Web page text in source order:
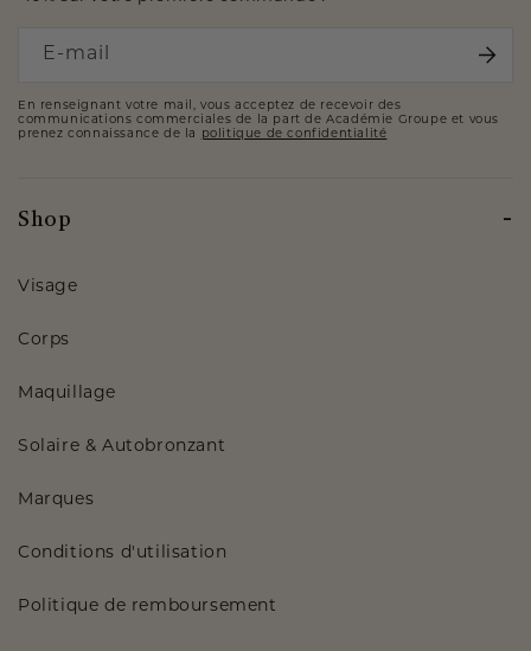
Shop
Visage
Corps
Maquillage
Solaire & Autobronzant
Marques
Conditions d'utilisation
Politique de remboursement
E-mail
En renseignant votre mail, vous acceptez de recevoir des
communications commerciales de la part de Académie Groupe et vous
prenez connaissance de la
politique de confidentialité